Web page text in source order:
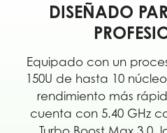
DISEÑADO
Equipado con un
150U de hasta 10
rendimiento más
cuenta con 5.40 GHz